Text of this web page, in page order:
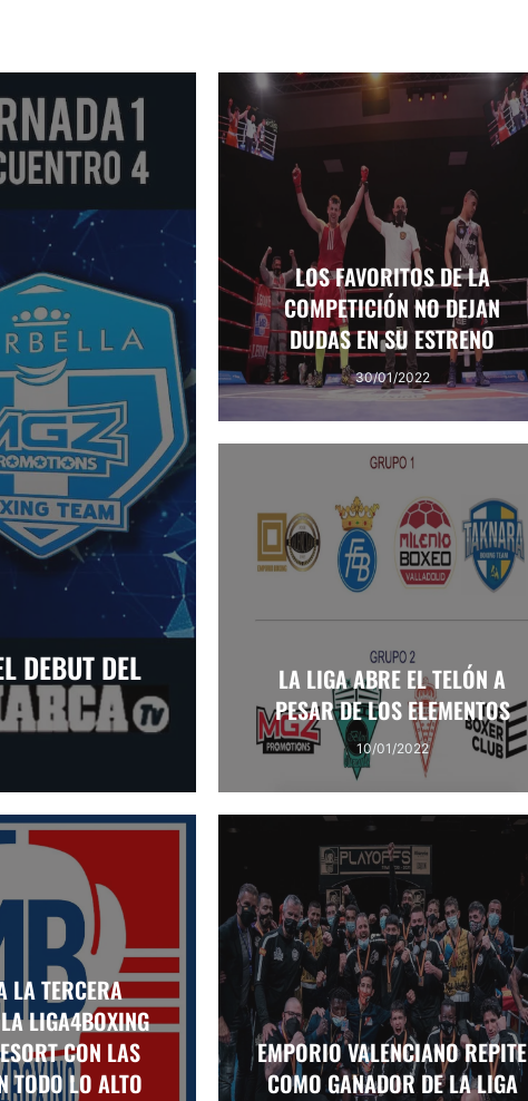
DEBUT DEL
LOS FAVORITOS DE LA
COMPETICIÓN NO DEJAN
DUDAS EN SU ESTRENO
30/01/2022
LA LIGA ABRE EL TELÓN A
PESAR DE LOS ELEMENTOS
10/01/2022
LA TERCERA
LIGA4BOXING
CON LAS
TODO LO ALTO
EMPORIO VALENCIANO REPITE
COMO GANADOR DE LA LIGA